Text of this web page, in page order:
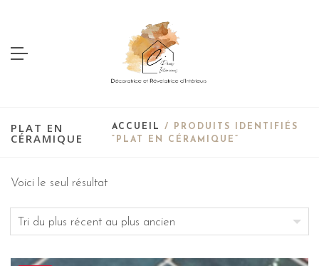
PLAT EN
CÉRAMIQUE
ACCUEIL
/ PRODUITS IDENTIFIÉS
“PLAT EN CÉRAMIQUE”
Voici le seul résultat